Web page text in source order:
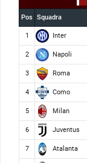
Pos Squadra
1 Inter
2 Napoli
3 Roma
4 Como
5 Milan
6 Juventus
7 Atalanta